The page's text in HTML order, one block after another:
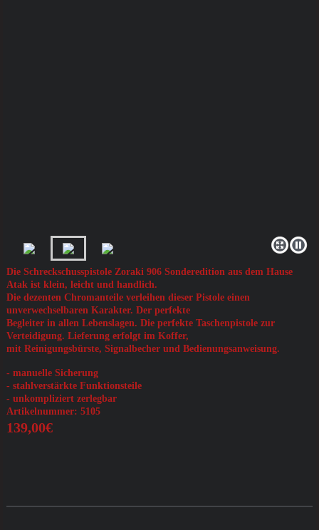
Die Schreckschusspistole Zoraki 906 Sonderedition aus dem Hause
Atak ist klein, leicht und handlich.
Die dezenten Chromanteile verleihen dieser Pistole einen
unverwechselbaren Karakter. Der perfekte
Begleiter in allen Lebenslagen. Die perfekte Taschenpistole zur
Verteidigung. Lieferung erfolgt im Koffer,
mit Reinigungsbürste, Signalbecher und Bedienungsanweisung.
- manuelle Sicherung
- stahlverstärkte Funktionsteile
- unkompliziert zerlegbar
Artikelnummer: 5105
139,00€